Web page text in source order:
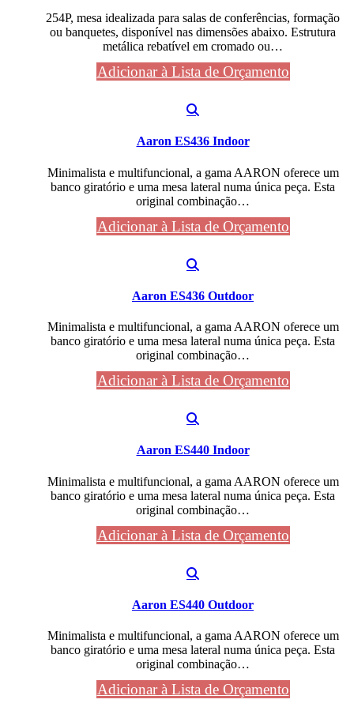
254P, mesa idealizada para salas de conferências, formação
ou banquetes, disponível nas dimensões abaixo. Estrutura
metálica rebatível em cromado ou…
Adicionar à Lista de Orçamento
Aaron ES436 Indoor
Minimalista e multifuncional, a gama AARON oferece um
banco giratório e uma mesa lateral numa única peça. Esta
original combinação…
Adicionar à Lista de Orçamento
Aaron ES436 Outdoor
Minimalista e multifuncional, a gama AARON oferece um
banco giratório e uma mesa lateral numa única peça. Esta
original combinação…
Adicionar à Lista de Orçamento
Aaron ES440 Indoor
Minimalista e multifuncional, a gama AARON oferece um
banco giratório e uma mesa lateral numa única peça. Esta
original combinação…
Adicionar à Lista de Orçamento
Aaron ES440 Outdoor
Minimalista e multifuncional, a gama AARON oferece um
banco giratório e uma mesa lateral numa única peça. Esta
original combinação…
Adicionar à Lista de Orçamento